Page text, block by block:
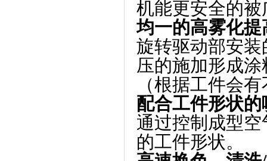
机能更安全的
均一的高雾化提
旋转驱动部安
压的施加形成
（根据工件会
配合工件形状
通过控制成型
的工件形状。